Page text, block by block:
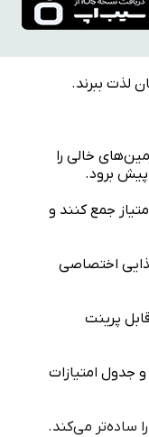
لذت ببرند.
خالی را
پیش برود.
جمع کنند و
غذایی اختصاصی
پرینت
جدول امتیازات
ساده‌تر می‌کند.